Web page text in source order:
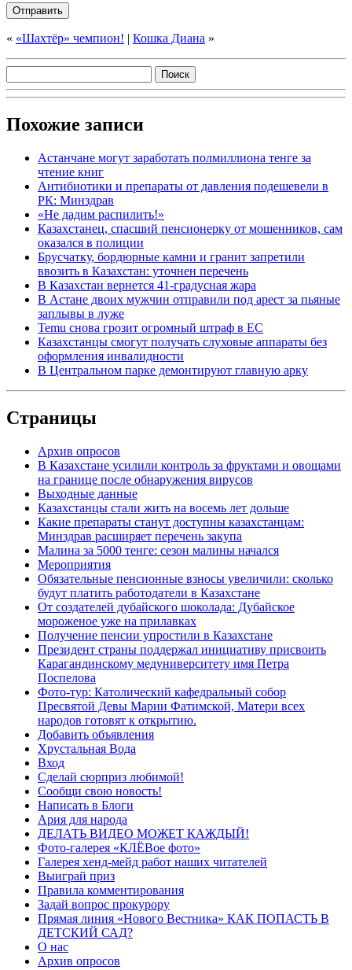
« «Шахтёр» чемпион! | Кошка Диана »
Похожие записи
Астанчане могут заработать полмиллиона тенге за
чтение книг
Антибиотики и препараты от давления подешевели в
РК: Минздрав
«Не дадим распилить!»
Казахстанец, спасший пенсионерку от мошенников, сам
оказался в полиции
Брусчатку, бордюрные камни и гранит запретили
ввозить в Казахстан: уточнен перечень
В Казахстан вернется 41-градусная жара
В Астане двоих мужчин отправили под арест за пьяные
заплывы в луже
Temu снова грозит огромный штраф в ЕС
Казахстанцы смогут получать слуховые аппараты без
оформления инвалидности
В Центральном парке демонтируют главную арку
Страницы
Архив опросов
В Казахстане усилили контроль за фруктами и овощами
на границе после обнаружения вирусов
Выходные данные
Казахстанцы стали жить на восемь лет дольше
Какие препараты станут доступны казахстанцам:
Минздрав расширяет перечень закупа
Малина за 5000 тенге: сезон малины начался
Мероприятия
Обязательные пенсионные взносы увеличили: сколько
будут платить работодатели в Казахстане
От создателей дубайского шоколада: Дубайское
мороженое уже на прилавках
Получение пенсии упростили в Казахстане
Президент страны поддержал инициативу присвоить
Карагандинскому медуниверситету имя Петра
Поспелова
Фото-тур: Католический кафедральный собор
Пресвятой Девы Марии Фатимской, Матери всех
народов готовят к открытию.
Добавить объявления
Хрустальная Вода
Вход
Сделай сюрприз любимой!
Сообщи свою новость!
Написать в Блоги
Ария для народа
ДЕЛАТЬ ВИДЕО МОЖЕТ КАЖДЫЙ!
Фото-галерея «КЛЁВое фото»
Галерея хенд-мейд работ наших читателей
Выиграй приз
Правила комментирования
Задай вопрос прокурору
Прямая линия «Нового Вестника» КАК ПОПАСТЬ В
ДЕТСКИЙ САД?
О нас
Архив опросов